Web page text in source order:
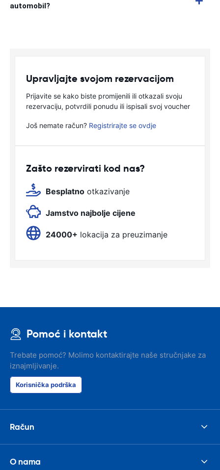
automobil?
Upravljajte svojom rezervacijom
Prijavite se kako biste promijenili ili otkazali svoju
rezervaciju, potvrdili ponudu ili ispisali svoj voucher
Još nemate račun? Registrirajte se ovdje
Zašto rezervirati kod nas?
Besplatno otkazivanje
Jamstvo najbolje cijene
24000+ lokacija za preuzimanje
Pomoć i kontakt
Trebate pomoć? Molimo kontaktirajte naše stručnjake za
iznajmljivanje.
Korisnička podrška
Račun
O nama